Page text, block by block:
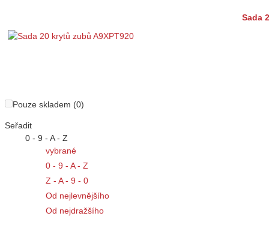
Sada
Pouze skladem (0)
Seřadit
0 - 9 - A - Z
vybrané
0 - 9 - A - Z
Z - A - 9 - 0
Od nejlevnějšího
Od nejdražšího